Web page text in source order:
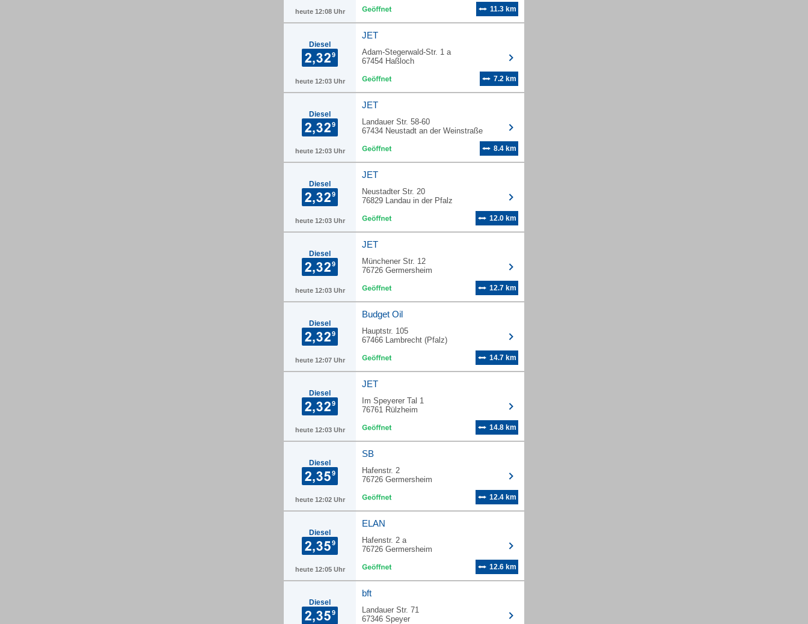
heute 12:08 Uhr 11.3 km
Diesel
heute 12:03 Uhr
JET
Adam-Stegerwald-Str. 1 a
67454 Haßloch
7.2 km
Diesel
heute 12:03 Uhr
JET
Landauer Str. 58-60
67434 Neustadt an der Weinstraße
8.4 km
Diesel
heute 12:03 Uhr
JET
Neustadter Str. 20
76829 Landau in der Pfalz
12.0 km
Diesel
heute 12:03 Uhr
JET
Münchener Str. 12
76726 Germersheim
12.7 km
Diesel
heute 12:07 Uhr
Budget Oil
Hauptstr. 105
67466 Lambrecht (Pfalz)
14.7 km
Diesel
heute 12:03 Uhr
JET
Im Speyerer Tal 1
76761 Rülzheim
14.8 km
Diesel
heute 12:02 Uhr
SB
Hafenstr. 2
76726 Germersheim
12.4 km
Diesel
heute 12:05 Uhr
ELAN
Hafenstr. 2 a
76726 Germersheim
12.6 km
Diesel
bft
Landauer Str. 71
67346 Speyer